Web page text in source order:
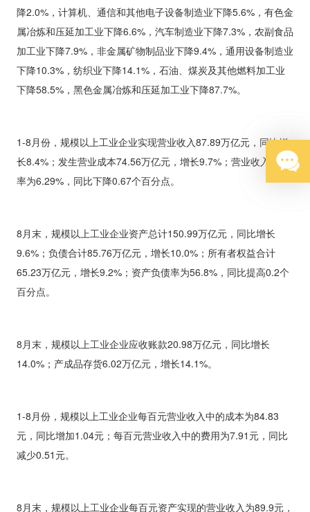
降2.0% ，计算机、通信和其他电子设备制造业下降5.6% ，有色金
属冶炼和压延加工业下降6.6% ，汽车制造业下降7.3% ，农副食品
加工业下降7.9% ，非金属矿物制品业下降9.4% ，通用设备制造业
下降10.3% ，纺织业下降14.1% ，石油、煤炭及其他燃料加工业
下降58.5% ，黑色金属冶炼和压延加工业下降87.7%。
1-8月份，规模以上工业企业实现营业收入87.89万亿元，同比增
长8.4% ；发生营业成本74.56万亿元，增长9.7% ；营业收入利润
率为6.29% ，同比下降0.67个百分点。
8月末，规模以上工业企业资产总计150.99万亿元，同比增长
9.6% ；负债合计85.76万亿元，增长10.0% ；所有者权益合计
65.23万亿元，增长9.2% ；资产负债率为56.8% ，同比提高0.2个
百分点。
8月末，规模以上工业企业应收账款20.98万亿元，同比增长
14.0% ；产成品存货6.02万亿元，增长14.1%。
1-8月份，规模以上工业企业每百元营业收入中的成本为84.83
元，同比增加1.04元；每百元营业收入中的费用为7.91 元，同比
减少0.51 元。
8月末，规模以上工业企业每百元资产实现的营业收入为89.9元，